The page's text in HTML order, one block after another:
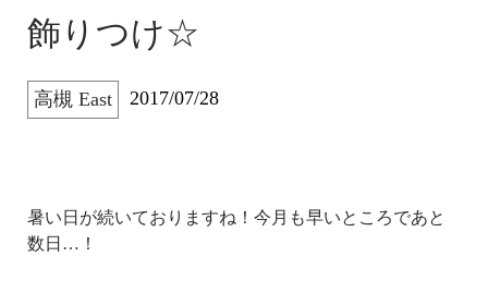
飾りつけ☆
高槻 East 2017/07/28
暑い日が続いておりますね！今月も早いところであと
数日…！